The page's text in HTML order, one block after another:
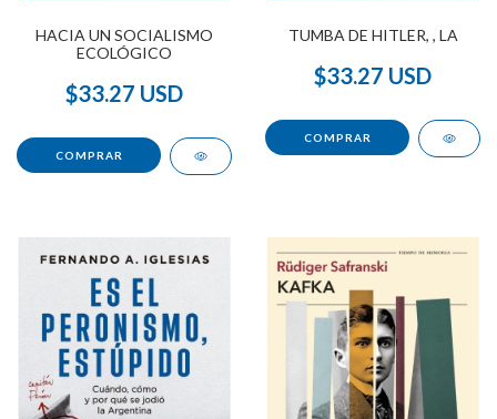
HACIA UN SOCIALISMO
ECOLÓGICO
$33.27 USD
TUMBA DE HITLER, , LA
$33.27 USD